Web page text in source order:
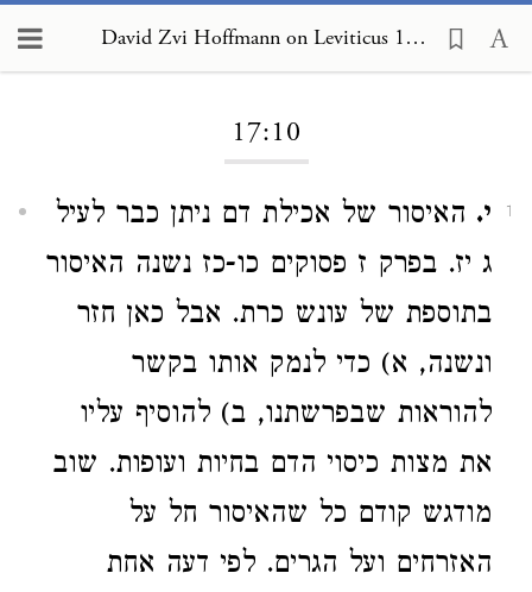
David Zvi Hoffmann on Leviticus 17:10
17:10
1 י. האיסור של אכילת דם ניתן כבר לעיל
ג יז. בפרק ז פסוקים כו-כז נשנה האיסור
בתוספת של עונש כרת. אבל כאן חזר
ונשנה, א) כדי לנמק אותו בקשר
להוראות שבפרשתנו, ב) להוסיף עליו
את מצות כיסוי הדם בחיות ועופות. שוב
מודגש קודם כל שהאיסור חל על
האזרחים ועל הגרים. לפי דעה אחת